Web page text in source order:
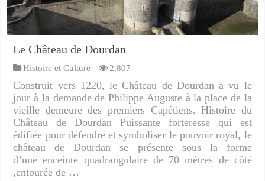
Le Château de Dourdan
Histoire et Culture 2,807
Construit vers 1220, le Château de Dourdan a vu le
jour à la demande de Philippe Auguste à la place de la
vieille demeure des premiers Capétiens. Histoire du
Château de Dourdan Puissante forteresse qui est
édifiée pour défendre et symboliser le pouvoir royal, le
château de Dourdan se présente sous la forme
d’une enceinte quadrangulaire de 70 mètres de côté
,entourée de …